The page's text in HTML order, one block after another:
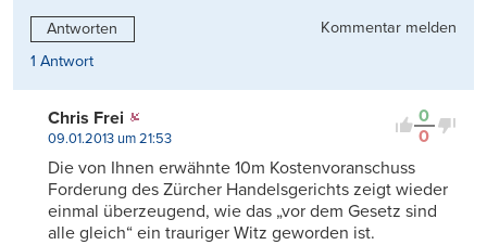
Antworten
Kommentar melden
1 Antwort
0
0
Chris Frei
09.01.2013 um 21:53
Die von Ihnen erwähnte 10m Kostenvoranschuss
Forderung des Zürcher Handelsgerichts zeigt wieder
einmal überzeugend, wie das „vor dem Gesetz sind
alle gleich“ ein trauriger Witz geworden ist.